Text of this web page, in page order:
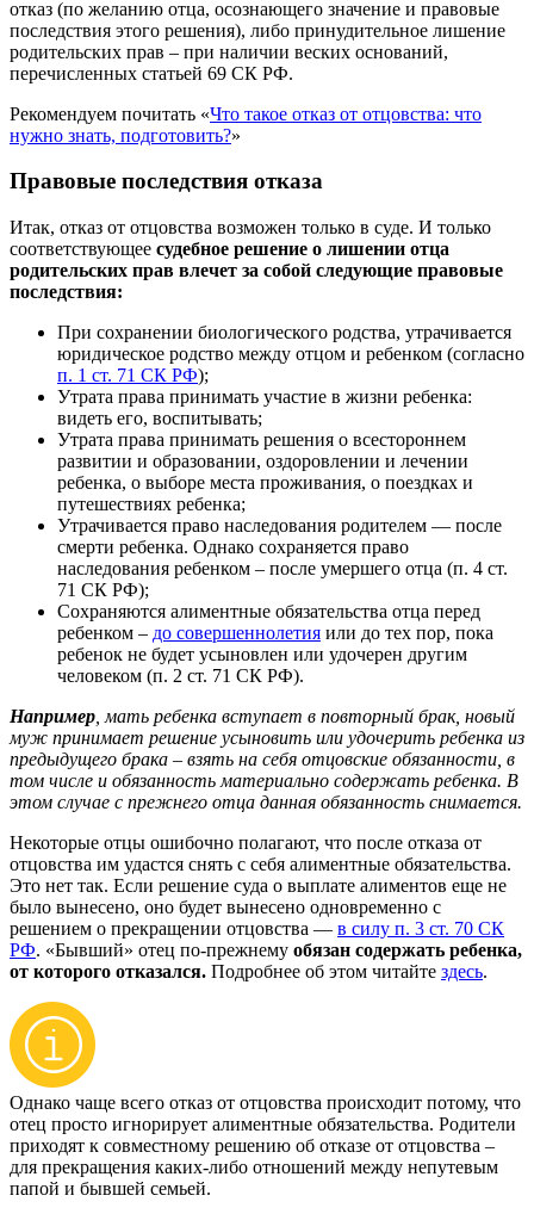
отказ (по желанию отца, осознающего значение и правовые
последствия этого решения), либо принудительное лишение
родительских прав – при наличии веских оснований,
перечисленных статьей 69 СК РФ.
Рекомендуем почитать «Что такое отказ от отцовства: что
нужно знать, подготовить?»
Правовые последствия отказа
Итак, отказ от отцовства возможен только в суде. И только
соответствующее судебное решение о лишении отца
родительских прав влечет за собой следующие правовые
последствия:
При сохранении биологического родства, утрачивается
юридическое родство между отцом и ребенком (согласно
п. 1 ст. 71 СК РФ);
Утрата права принимать участие в жизни ребенка:
видеть его, воспитывать;
Утрата права принимать решения о всестороннем
развитии и образовании, оздоровлении и лечении
ребенка, о выборе места проживания, о поездках и
путешествиях ребенка;
Утрачивается право наследования родителем — после
смерти ребенка. Однако сохраняется право
наследования ребенком – после умершего отца (п. 4 ст.
71 СК РФ);
Сохраняются алиментные обязательства отца перед
ребенком – до совершеннолетия или до тех пор, пока
ребенок не будет усыновлен или удочерен другим
человеком (п. 2 ст. 71 СК РФ).
Например , мать ребенка вступает в повторный брак, новый
муж принимает решение усыновить или удочерить ребенка из
предыдущего брака – взять на себя отцовские обязанности, в
том числе и обязанность материально содержать ребенка. В
этом случае с прежнего отца данная обязанность снимается.
Некоторые отцы ошибочно полагают, что после отказа от
отцовства им удастся снять с себя алиментные обязательства.
Это нет так. Если решение суда о выплате алиментов еще не
было вынесено, оно будет вынесено одновременно с
решением о прекращении отцовства — в силу п. 3 ст. 70 СК
РФ. «Бывший» отец по-прежнему обязан содержать ребенка,
от которого отказался. Подробнее об этом читайте здесь.
Однако чаще всего отказ от отцовства происходит потому, что
отец просто игнорирует алиментные обязательства. Родители
приходят к совместному решению об отказе от отцовства –
для прекращения каких-либо отношений между непутевым
папой и бывшей семьей.